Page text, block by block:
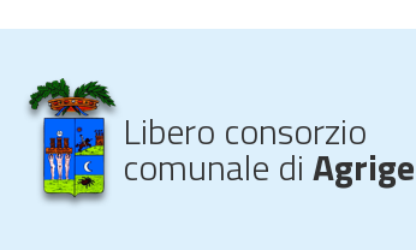
Libero consorzio
comunale di